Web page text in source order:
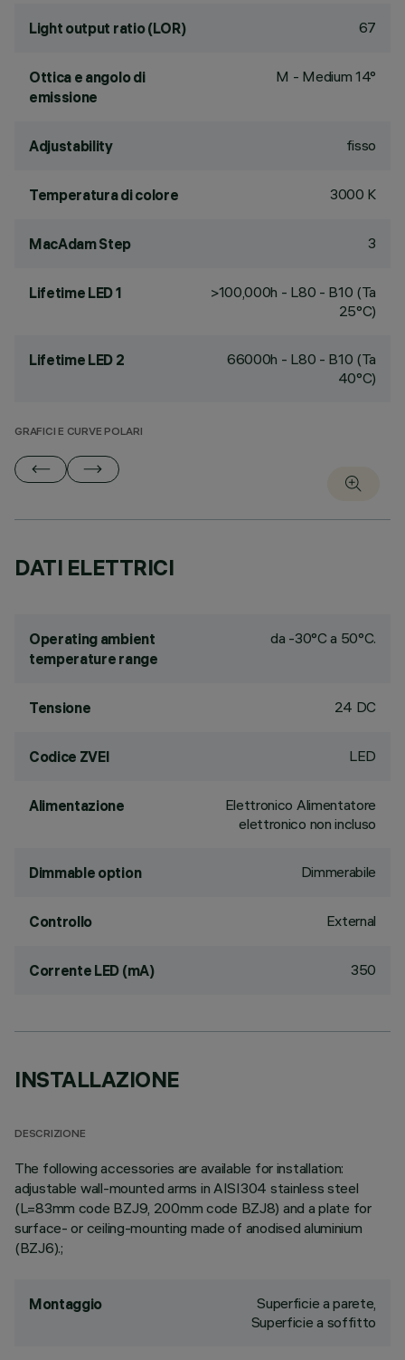
Light output ratio (LOR) 67
Ottica e angolo di
emissione
M - Medium 14°
Adjustability fisso
Temperatura di colore 3000 K
MacAdam Step 3
Lifetime LED 1
>100,000h - L80 - B10 (Ta
25°C)
Lifetime LED 2
66000h - L80 - B10 (Ta
40°C)
GRAFICI E CURVE POLARI
DATI ELETTRICI
Operating ambient
temperature range
da -30°C a 50°C.
Tensione 24 DC
Codice ZVEI LED
Alimentazione
Elettronico Alimentatore
elettronico non incluso
Dimmable option Dimmerabile
Controllo External
Corrente LED (mA) 350
INSTALLAZIONE
DESCRIZIONE
The following accessories are available for installation:
adjustable wall-mounted arms in AISI304 stainless steel
(L=83mm code BZJ9, 200mm code BZJ8) and a plate for
surface- or ceiling-mounting made of anodised aluminium
(BZJ6).;
Montaggio
Superficie a parete,
Superficie a soffitto